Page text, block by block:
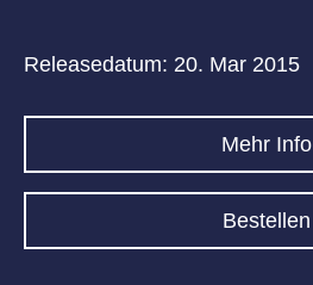
Releasedatum: 20. Mar 2015
Mehr Info
Bestellen